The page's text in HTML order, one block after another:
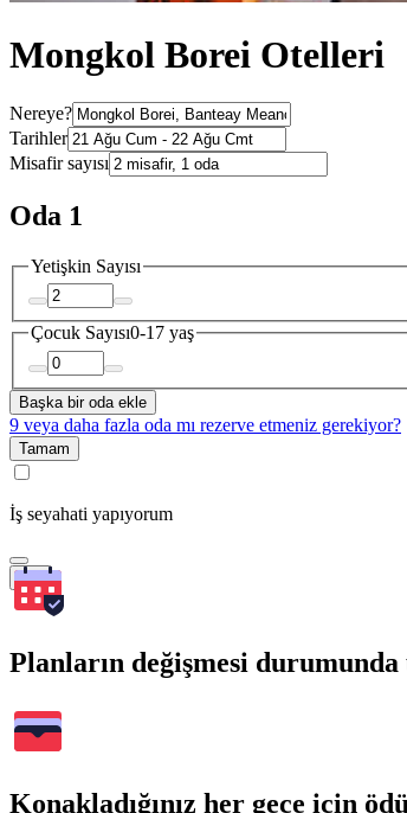
Mongkol Borei Otelleri
Nereye?
Tarihler
Misafir sayısı
Oda 1
Yetişkin Sayısı
Çocuk Sayısı0-17 yaş
Başka bir oda ekle
9 veya daha fazla oda mı rezerve etmeniz gerekiyor?
Tamam
İş seyahati yapıyorum
Ara
Planların değişmesi
Konakladığınız her gece için